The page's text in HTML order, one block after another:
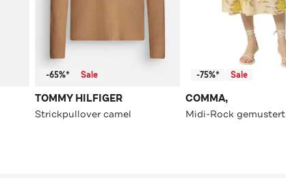
-65%* Sale
TOMMY HILFIGER
Strickpullover camel
-75%* Sale
COMMA,
Midi-Rock gemustert